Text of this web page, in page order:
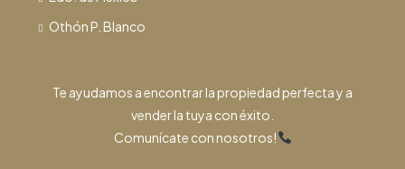
Othón P. Blanco
Te ayudamos a encontrar la propiedad perfecta y a
vender la tuya con éxito.
Comunícate con nosotros!